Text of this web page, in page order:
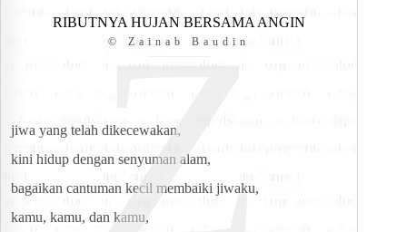
Z
RIBUTNYA HUJAN BERSAMA ANGIN
© Zainab Baudin
jiwa yang telah dikecewakan,
kini hidup dengan senyuman alam,
bagaikan cantuman kecil membaiki jiwaku,
kamu, kamu, dan kamu,